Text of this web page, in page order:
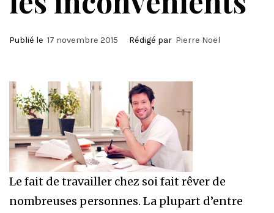
Publié le 17 novembre 2015 Rédigé par Pierre Noël
Le fait de travailler chez soi fait rêver de
nombreuses personnes. La plupart d’entre